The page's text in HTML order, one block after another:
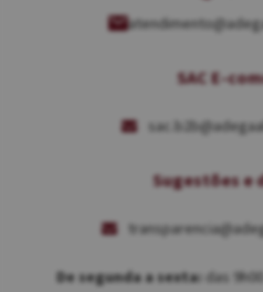
SAC E-
Sugestões e
De segunda a sexta: das